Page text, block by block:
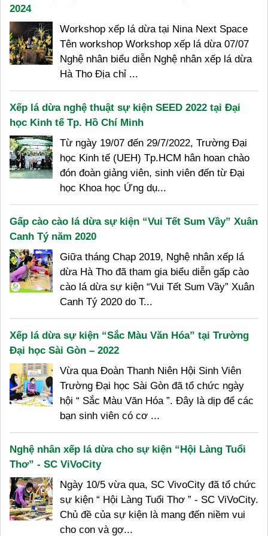
2024
Workshop xếp lá dừa tại Nina Next Space
Tên workshop Workshop xếp lá dừa 07/07
Nghệ nhân biểu diễn Nghệ nhân xếp lá dừa
Hà Tho Địa chỉ ...
Xếp lá dừa nghệ thuật sự kiện SEED 2022 tại Đại
học Kinh tế Tp. Hồ Chí Minh
Từ ngày 19/07 đến 29/7/2022, Trường Đại
học Kinh tế (UEH) Tp.HCM hân hoan chào
đón đoàn giảng viên, sinh viên đến từ Đại
học Khoa học Ứng dụ...
Gấp cào cào lá dừa sự kiện “Vui Tết Sum Vầy” Xuân
Canh Tý năm 2020
Giữa tháng Chạp 2019, Nghệ nhân xếp lá
dừa Hà Tho đã tham gia biểu diễn gấp cào
cào lá dừa sự kiện “Vui Tết Sum Vầy” Xuân
Canh Tý 2020 do T...
Xếp lá dừa sự kiện “Sắc Màu Văn Hóa” tại Trường
Đại học Sài Gòn – 2022
Vừa qua Đoàn Thanh Niên Hội Sinh Viên
Trường Đại học Sài Gòn đã tổ chức ngày
hội “ Sắc Màu Văn Hóa ”. Đây là dịp để các
bạn sinh viên có cơ ...
Nghệ nhân xếp lá dừa cho sự kiện “Hội Làng Tuổi
Thơ” - SC ViVoCity
Ngày 10/5 vừa qua, SC VivoCity đã tổ chức
sự kiện “ Hội Làng Tuổi Thơ ” - SC ViVoCity.
Chủ đề của sự kiện là mang đến niềm vui
cho con và gợ...